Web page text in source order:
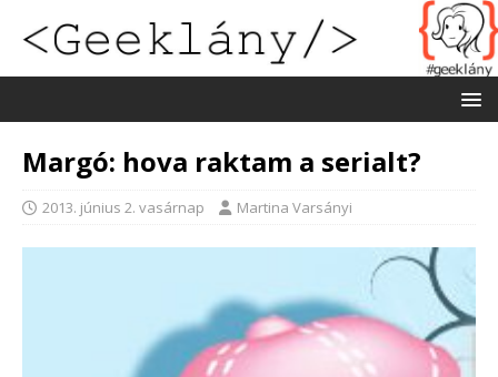
Margó: hova raktam a serialt?
2013. június 2. vasárnap Martina Varsányi